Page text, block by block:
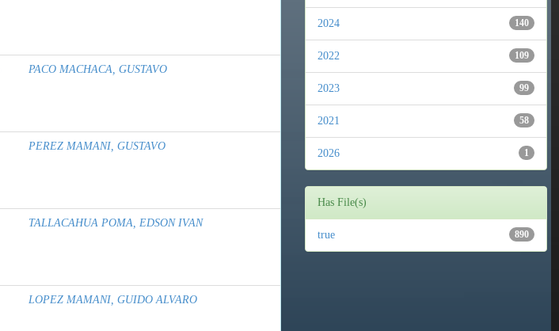
PACO MACHACA, GUSTAVO
PEREZ MAMANI, GUSTAVO
TALLACAHUA POMA, EDSON IVAN
LOPEZ MAMANI, GUIDO ALVARO
140
2024
109
2022
99
2023
58
2021
1
2026
Has File(s)
890
true